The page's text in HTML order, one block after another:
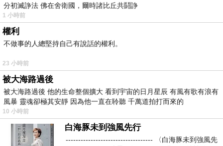
於是我也參考了其他網友【Neptune Scepter】超低
腰三角泳褲(NS-014)的推薦開箱文及心得分享!
找了很多【Neptune Scepter】超低腰三角泳褲(NS-
014)評論跟比價的結果，還有哪裡買最便宜划算，
發現它真的很不錯!!
而且在網路上購買，品質有保障又有七天鑑
賞期，不滿意可以退貨也不用擔心買
分初滅諍法 佛在舍衛國，爾時諸比丘共鬪諍
1 小時前
權利
不做事的人總堅持自己有說話的權利。
23 小時前
被大海路過後
被大海路過後 他的生命整個擴大 看到宇宙的日月星辰 有風有歌有浪有
風暴 靈魂卻極其安靜 因為他一直在聆聽 千萬道拍打而來的
10 小時前
白海豚未到強風先行
----------------------------------- 〈白海豚未到強風先